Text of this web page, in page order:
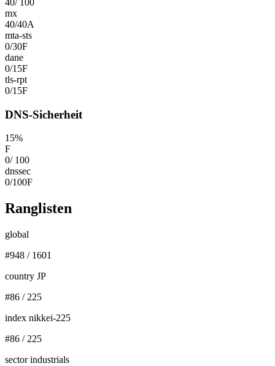
mx
40/40A
mta-sts
0/30F
dane
0/15F
tls-rpt
0/15F
DNS-Sicherheit
15%
F
0/ 100
dnssec
0/100F
Ranglisten
global
#948 / 1601
country JP
#86 / 225
index nikkei-225
#86 / 225
sector industrials